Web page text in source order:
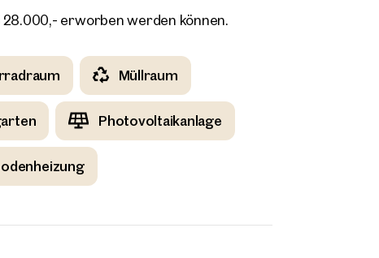
erworben werden können.
Müllraum
Photovoltaikanlage
informiert werden und erteile durch Klick auf die Checkbox meine
Anfrage Absenden